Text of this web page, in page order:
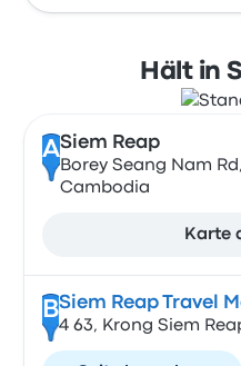
Hält in
ASiem Reap
Borey Seang Nam
Cambodia
Karte
BSiem Reap Travel
4 63, Krong Siem